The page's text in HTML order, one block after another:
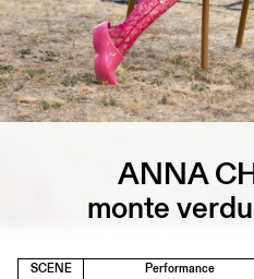
ANNA
monte
SCENE Performance